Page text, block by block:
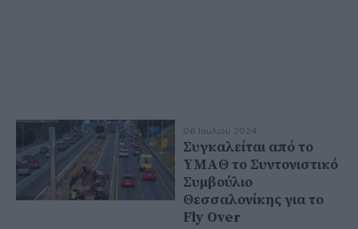
06 Ιουλίου 2024
Συγκαλείται από το
ΥΜΑΘ το Συντονιστικό
Συμβούλιο
Θεσσαλονίκης για το
Fly Over